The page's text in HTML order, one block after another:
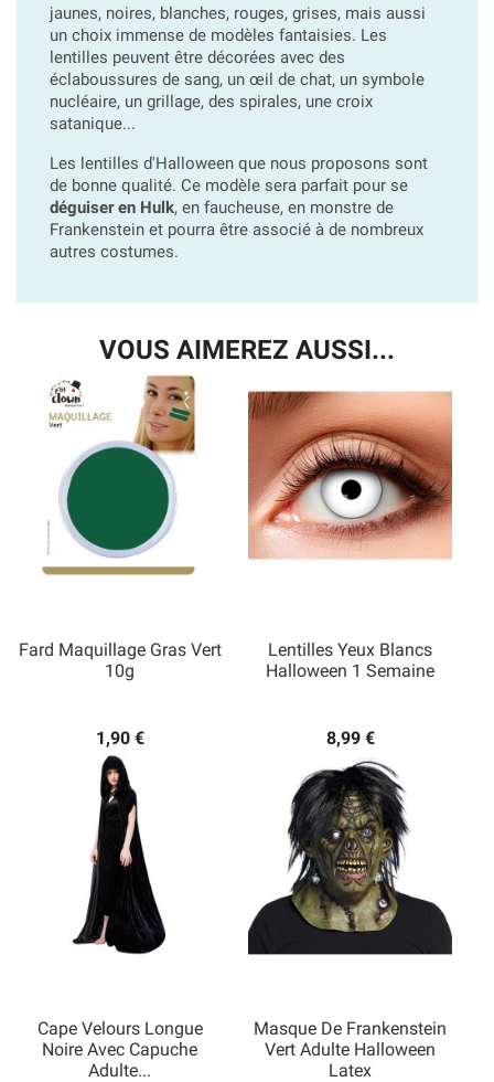
jaunes, noires, blanches, rouges, grises, mais aussi
un choix immense de modèles fantaisies. Les
lentilles peuvent être décorées avec des
éclaboussures de sang, un œil de chat, un symbole
nucléaire, un grillage, des spirales, une croix
satanique...
Les lentilles d'Halloween que nous proposons sont
de bonne qualité. Ce modèle sera parfait pour se
déguiser en Hulk, en faucheuse, en monstre de
Frankenstein et pourra être associé à de nombreux
autres costumes.
VOUS AIMEREZ AUSSI...
Fard Maquillage Gras Vert
10g
1,90 €
Lentilles Yeux Blancs
Halloween 1 Semaine
8,99 €
Cape Velours Longue
Noire Avec Capuche
Adulte...
Masque De Frankenstein
Vert Adulte Halloween
Latex